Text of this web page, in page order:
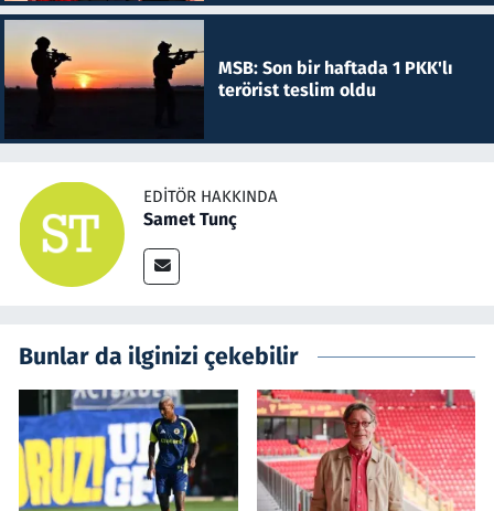
MSB: Son bir haftada 1 PKK'lı
terörist teslim oldu
EDITÖR HAKKINDA
Samet Tunç
Bunlar da ilginizi çekebilir